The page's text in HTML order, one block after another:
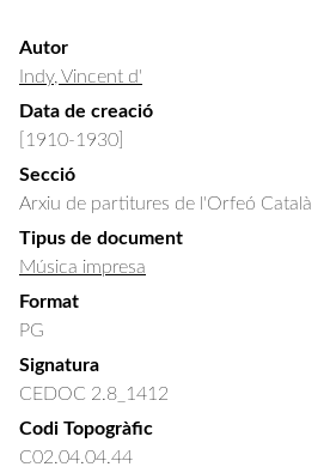
Autor
Indy, Vincent d'
Data de creació
[1910-1930]
Secció
Arxiu de partitures de l'Orfeó Català
Tipus de document
Música impresa
Format
PG
Signatura
CEDOC 2.8_1412
Codi Topogràfic
C02.04.04.44